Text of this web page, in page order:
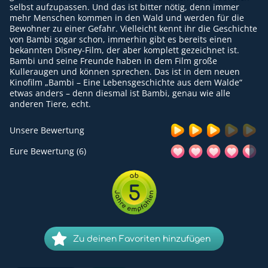
Impressum
Datenschutzerklärung
selbst aufzupassen. Und das ist bitter nötig, denn immer
mehr Menschen kommen in den Wald und werden für die
Bewohner zu einer Gefahr. Vielleicht kennt ihr die Geschichte
von Bambi sogar schon, immerhin gibt es bereits einen
bekannten Disney-Film, der aber komplett gezeichnet ist.
Bambi und seine Freunde haben in dem Film große
Kulleraugen und können sprechen. Das ist in dem neuen
Kinofilm „Bambi – Eine Lebensgeschichte aus dem Walde“
etwas anders – denn diesmal ist Bambi, genau wie alle
anderen Tiere, echt.
Unsere Bewertung
Eure Bewertung (6)
5
Zu deinen Favoriten hinzufügen